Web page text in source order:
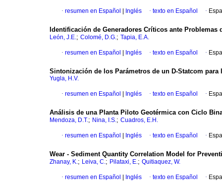
· resumen en Español Inglés · texto en Español ·
Identificación de Generadores Críticos ante Problemas
León, J.E.; Colomé, D.G.; Tapia, E.A.
· resumen en Español Inglés · texto en Español ·
Sintonización de los Parámetros de un D-Statcom
Yugla, H.V.
· resumen en Español Inglés · texto en Español ·
Análisis de una Planta Piloto Geotérmica con Ciclo
Mendoza, D.T.; Nina, I.S.; Cuadros, E.H.
· resumen en Español Inglés · texto en Español ·
Wear - Sediment Quantity Correlation Model for
Zhanay, K.; Leiva, C.; Pilataxi, E.; Quitiaquez, W.
· resumen en Español Inglés · texto en Español ·